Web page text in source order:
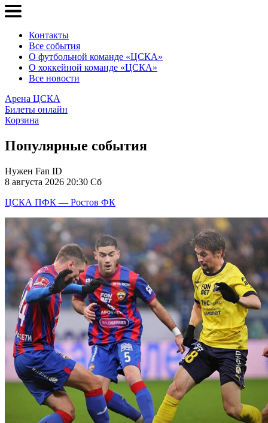
Контакты
Все события
О футбольной команде «ЦСКА»
О хоккейной команде «ЦСКА»
Все новости
Арена ЦСКА
Билеты онлайн
Корзина
Популярные события
Нужен Fan ID
8 августа 2026 20:30 Сб
ЦСКА ПФК — Ростов ФК